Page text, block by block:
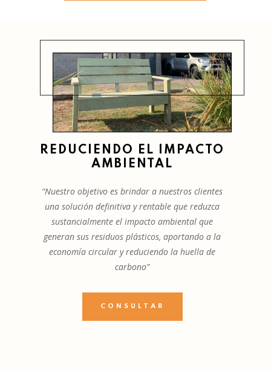
REDUCIENDO EL IMPACTO
AMBIENTAL
“Nuestro objetivo es brindar a nuestros clientes
una solución definitiva y rentable que reduzca
sustancialmente el impacto ambiental que
generan sus residuos plásticos, aportando a la
economía circular y reduciendo la huella de
carbono”
CONSULTAR